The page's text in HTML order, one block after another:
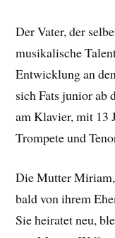
Der Vater, der
musikalische
Entwicklung an
sich Fats junior ab
am Klavier, mit 13
Trompete und
Die Mutter Miriam,
bald von ihrem
Sie heiratet neu,